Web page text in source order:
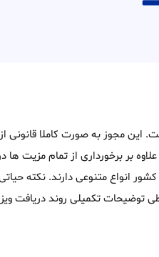
این مجوز به صورت کاملا قانونی
بر برخورداری از تمام مزیت ها
انواع متنوعی دارند. نکته
توضیحات تکمیلی روند دریافت